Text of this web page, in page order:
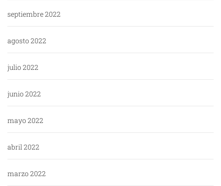
septiembre 2022
agosto 2022
julio 2022
junio 2022
mayo 2022
abril 2022
marzo 2022